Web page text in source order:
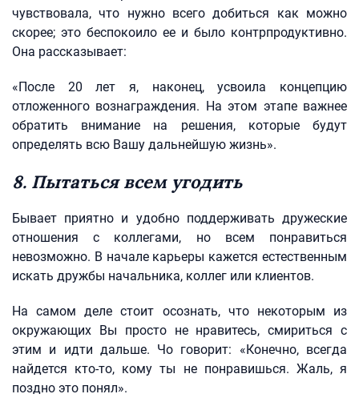
чувствовала, что нужно всего добиться как можно
скорее; это беспокоило ее и было контрпродуктивно.
Она рассказывает:
«После 20 лет я, наконец, усвоила концепцию
отложенного вознаграждения. На этом этапе важнее
обратить внимание на решения, которые будут
определять всю Вашу дальнейшую жизнь».
8. Пытаться всем угодить
Бывает приятно и удобно поддерживать дружеские
отношения с коллегами, но всем понравиться
невозможно. В начале карьеры кажется естественным
искать дружбы начальника, коллег или клиентов.
На самом деле стоит осознать, что некоторым из
окружающих Вы просто не нравитесь, смириться с
этим и идти дальше. Чо говорит: «Конечно, всегда
найдется кто-то, кому ты не понравишься. Жаль, я
поздно это понял».